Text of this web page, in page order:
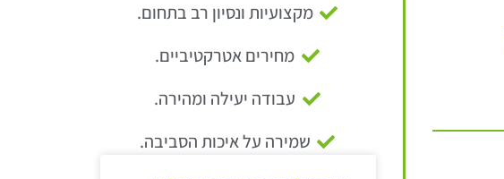
מקצועיות ונסיון רב בתחום.
מחירים אטרקטיביים.
עבודה יעילה ומהירה.
שמירה על איכות הסביבה.